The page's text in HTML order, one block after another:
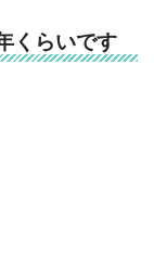
くらいです